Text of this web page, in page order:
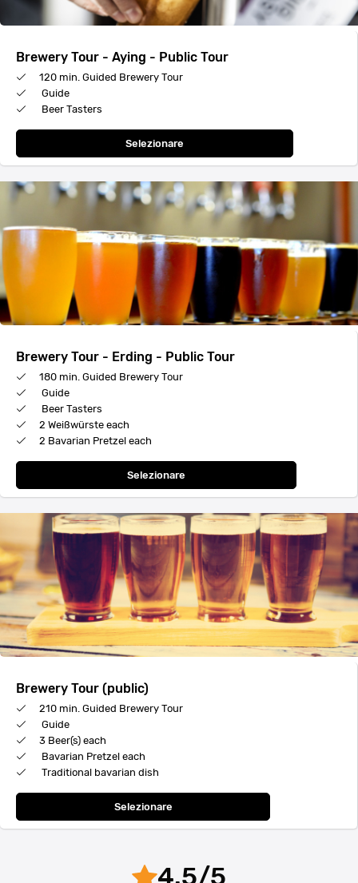
Brewery Tour - Aying - Public Tour
120 min. Guided Brewery Tour
Guide
Beer Tasters
Selezionare
Brewery Tour - Erding - Public Tour
180 min. Guided Brewery Tour
Guide
Beer Tasters
2 Weißwürste each
2 Bavarian Pretzel each
Selezionare
Brewery Tour (public)
210 min. Guided Brewery Tour
Guide
3 Beer(s) each
Bavarian Pretzel each
Traditional bavarian dish
Selezionare
4.5/5